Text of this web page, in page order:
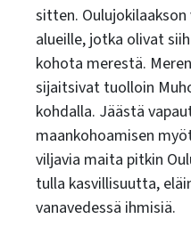
sitten.
alueille, jotka olivat
kohota merestä.
sijaitsivat tuolloin
kohdalla. Jäästä
maankohoamisen
viljavia maita pitkin
tulla kasvillisuutta,
vanavedessä ihmisiä.